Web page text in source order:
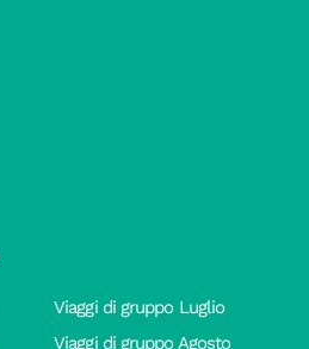
Viaggi di gruppo Luglio
Viaggi di gruppo Agosto